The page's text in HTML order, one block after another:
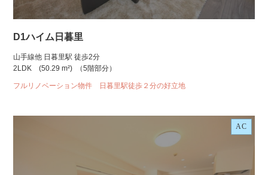
D1ハイム日暮里
山手線他 日暮里駅 徒歩2分
2LDK
(50.29 m²) （5階部分）
フルリノベーション物件 日暮里駅徒歩２分の好立地
AC